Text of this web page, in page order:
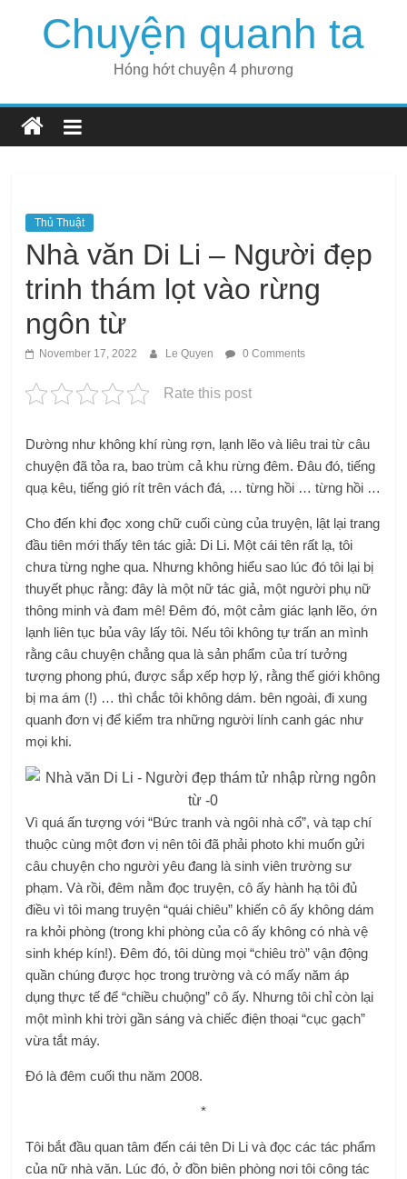
Chuyện quanh ta
Hóng hớt chuyện 4 phương
Thủ Thuật
Nhà văn Di Li – Người đẹp
trinh thám lọt vào rừng
ngôn từ
November 17, 2022 Le Quyen 0 Comments
Rate this post
Dường như không khí rùng rợn, lạnh lẽo và liêu trai từ câu
chuyện đã tỏa ra, bao trùm cả khu rừng đêm. Đâu đó, tiếng
quạ kêu, tiếng gió rít trên vách đá, … từng hồi … từng hồi …
Cho đến khi đọc xong chữ cuối cùng của truyện, lật lại trang
đầu tiên mới thấy tên tác giả: Di Li. Một cái tên rất lạ, tôi
chưa từng nghe qua. Nhưng không hiểu sao lúc đó tôi lại bị
thuyết phục rằng: đây là một nữ tác giả, một người phụ nữ
thông minh và đam mê! Đêm đó, một cảm giác lạnh lẽo, ớn
lạnh liên tục bủa vây lấy tôi. Nếu tôi không tự trấn an mình
rằng câu chuyện chẳng qua là sản phẩm của trí tưởng
tượng phong phú, được sắp xếp hợp lý, rằng thế giới không
bị ma ám (!) … thì chắc tôi không dám. bên ngoài, đi xung
quanh đơn vị để kiểm tra những người lính canh gác như
mọi khi.
Vì quá ấn tượng với “Bức tranh và ngôi nhà cổ”, và tạp chí
thuộc cùng một đơn vị nên tôi đã phải photo khi muốn gửi
câu chuyện cho người yêu đang là sinh viên trường sư
phạm. Và rồi, đêm nằm đọc truyện, cô ấy hành hạ tôi đủ
điều vì tôi mang truyện “quái chiêu” khiến cô ấy không dám
ra khỏi phòng (trong khi phòng của cô ấy không có nhà vệ
sinh khép kín!). Đêm đó, tôi dùng mọi “chiêu trò” vận động
quần chúng được học trong trường và có mấy năm áp
dụng thực tế để “chiều chuộng” cô ấy. Nhưng tôi chỉ còn lại
một mình khi trời gần sáng và chiếc điện thoại “cục gạch”
vừa tắt máy.
Đó là đêm cuối thu năm 2008.
*
Tôi bắt đầu quan tâm đến cái tên Di Li và đọc các tác phẩm
của nữ nhà văn. Lúc đó, ở đồn biên phòng nơi tôi công tác